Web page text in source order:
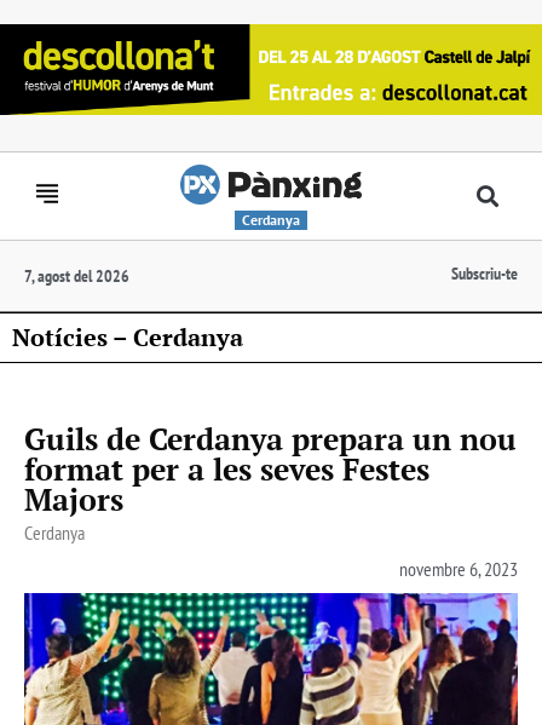
Cerdanya
7, agost del 2026 Subscriu-te
Notícies – Cerdanya
Guils de Cerdanya prepara un nou
format per a les seves Festes
Majors
Cerdanya
novembre 6, 2023